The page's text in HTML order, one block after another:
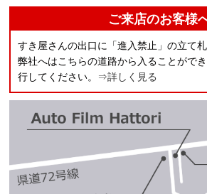
ご来店のお客様
すき屋さんの出口に「進入禁止」の立て札
弊社へはこちらの道路から入ることがで
行してください。 ⇒詳しく見る